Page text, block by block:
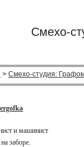
Смехо-
> Смехо-студия:
и машинист
заборе.